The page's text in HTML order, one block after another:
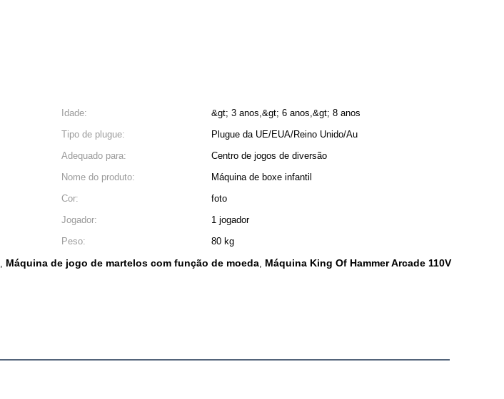
Idade:
&gt; 3 anos,&gt; 6 anos,&gt; 8 anos
Tipo de plugue:
Plugue da UE/EUA/Reino Unido/Au
Adequado para:
Centro de jogos de diversão
Nome do produto:
Máquina de boxe infantil
Cor:
foto
Jogador:
1 jogador
Peso:
80 kg
, Máquina de jogo de martelos com função de moeda, Máquina King Of Hammer Arcade 110V